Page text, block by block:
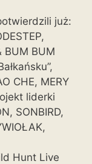
już:
BUM BUM
CHE, MERY
liderki
SONBIRD,
Hunt Live